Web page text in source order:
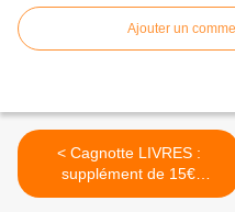
Ajouter un
< Cagnotte LIVRES :
supplément de 15€
OFFERT aux jeunes de la